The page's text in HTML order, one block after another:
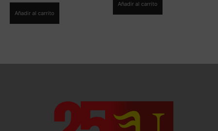
Añadir al carrito
Añadir al carrito